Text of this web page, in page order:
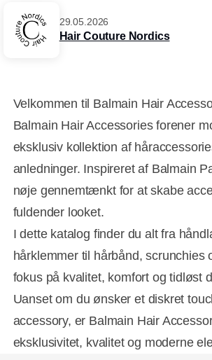
29.05.2026
Hair Couture Nordics
Velkommen til Balmain Hair
Balmain Hair Accessories forener
eksklusiv kollektion af
anledninger. Inspireret af Balmain
nøje gennemtænkt for at skabe
fuldender looket.
I dette katalog finder du alt fra
hårklemmer til hårbånd, scrunchies
fokus på kvalitet, komfort og tidløst
Uanset om du ønsker et diskret
accessory, er Balmain Hair
eksklusivitet, kvalitet og moderne